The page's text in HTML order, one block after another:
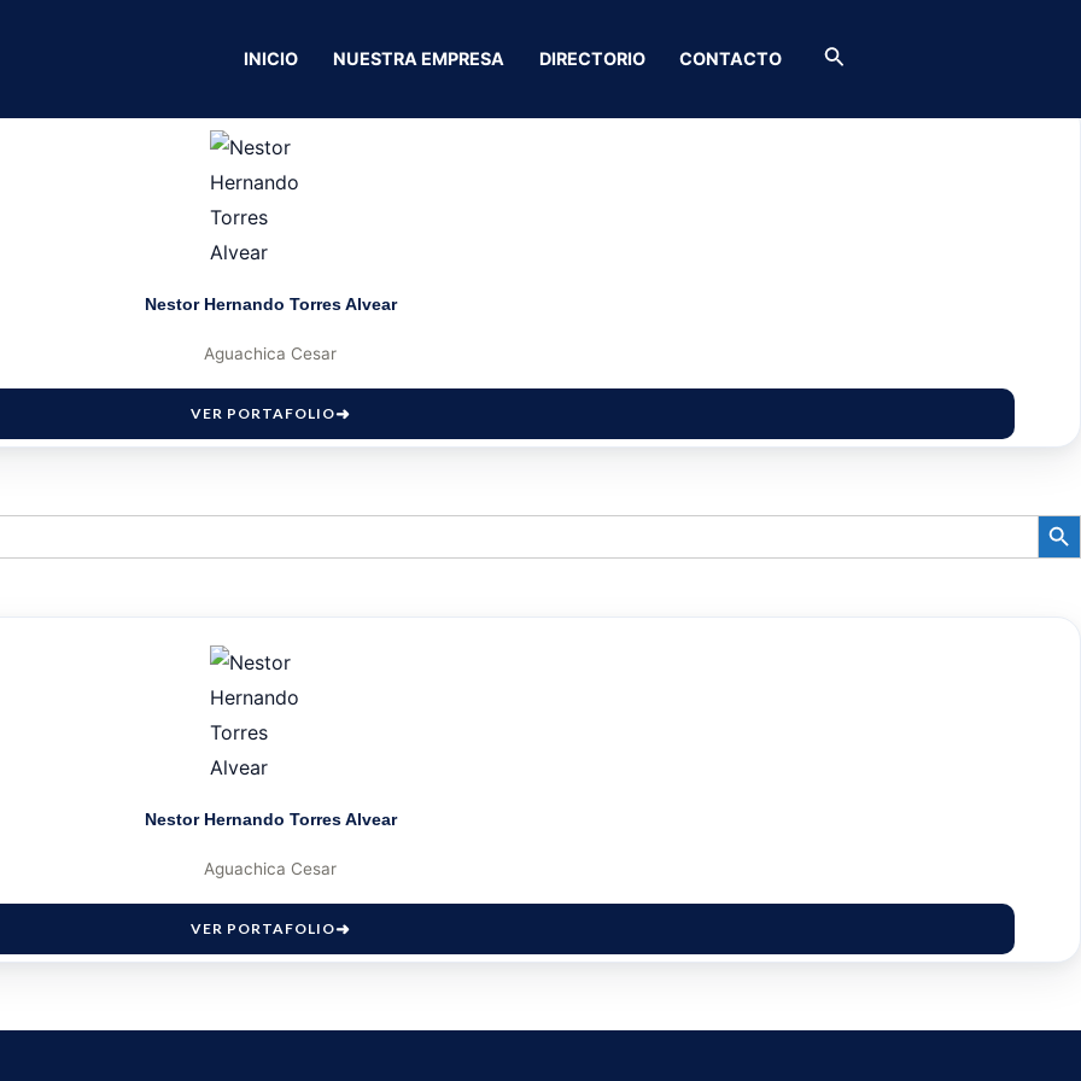
INICIO NUESTRA EMPRESA DIRECTORIO CONTACTO Buscar
Nestor Hernando Torres Alvear
Aguachica Cesar
VER PORTAFOLIO
BOTÓN
Nestor Hernando Torres Alvear
Aguachica Cesar
VER PORTAFOLIO